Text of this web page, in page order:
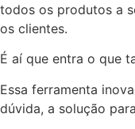
todos os produtos a
os clientes.
É aí que entra o que
Essa ferramenta
dúvida, a solução